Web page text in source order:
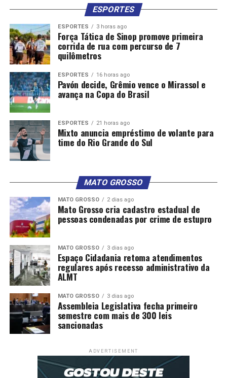
ESPORTES
ESPORTES 3 horas ago
Força Tática de Sinop promove primeira
corrida de rua com percurso de 7
quilômetros
ESPORTES 16 horas ago
Pavón decide, Grêmio vence o Mirassol e
avança na Copa do Brasil
ESPORTES 21 horas ago
Mixto anuncia empréstimo de volante para
time do Rio Grande do Sul
MATO GROSSO
MATO GROSSO 2 dias ago
Mato Grosso cria cadastro estadual de
pessoas condenadas por crime de estupro
MATO GROSSO 3 dias ago
Espaço Cidadania retoma atendimentos
regulares após recesso administrativo da
ALMT
MATO GROSSO 3 dias ago
Assembleia Legislativa fecha primeiro
semestre com mais de 300 leis
sancionadas
ADVERTISEMENT